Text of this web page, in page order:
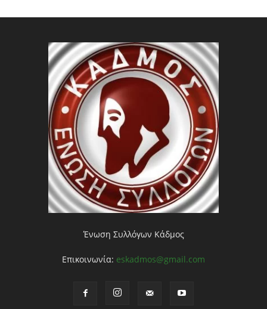
Ένωση Συλλόγων Κάδμος
Επικοινωνία: eskadmos@gmail.com